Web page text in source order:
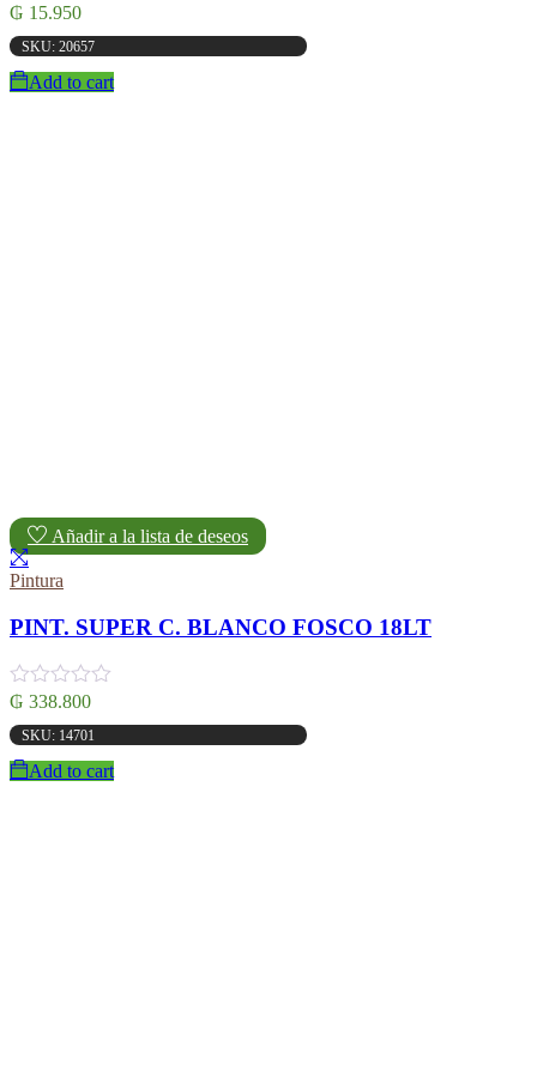
₲ 15.950
SKU: 20657
Add to cart
Añadir a la lista de deseos
Pintura
PINT. SUPER C. BLANCO FOSCO 18LT
₲ 338.800
SKU: 14701
Add to cart